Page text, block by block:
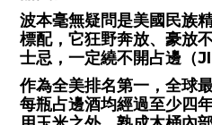
波本毫無疑問是美國民族
標配，它狂野奔放、豪放
士忌，一定繞不開占邊（
作為全美排名第一，全球
每瓶占邊酒均經過至少四